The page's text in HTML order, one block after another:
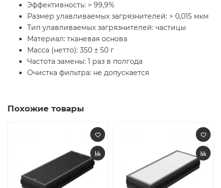
Эффективность: > 99,9%
Размер улавливаемых загрязнителей: > 0,015 мкм
Тип улавливаемых загрязнителей: частицы
Материал: тканевая основа
Масса (нетто): 350 ± 50 г
Частота замены: 1 раз в полгода
Очистка фильтра: не допускается
Похожие товары